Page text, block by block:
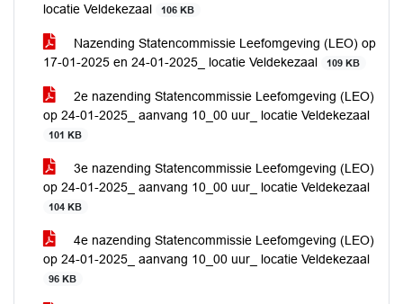
locatie Veldekezaal
106 KB
Nazending Statencommissie Leefomgeving (LEO) op
17-01-2025 en 24-01-2025_ locatie Veldekezaal
109 KB
2e nazending Statencommissie Leefomgeving (LEO)
op 24-01-2025_ aanvang 10_00 uur_ locatie Veldekezaal
101 KB
3e nazending Statencommissie Leefomgeving (LEO)
op 24-01-2025_ aanvang 10_00 uur_ locatie Veldekezaal
104 KB
4e nazending Statencommissie Leefomgeving (LEO)
op 24-01-2025_ aanvang 10_00 uur_ locatie Veldekezaal
96 KB